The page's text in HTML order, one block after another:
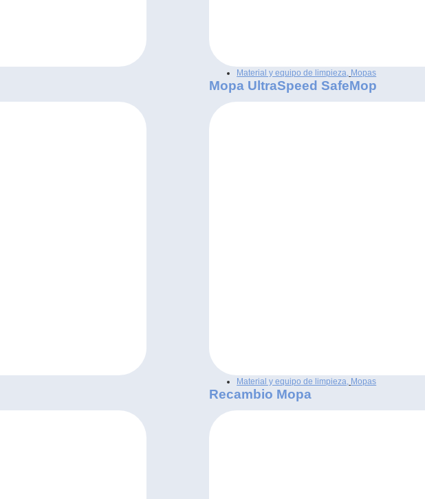
Material y equipo de limpieza Mopas
Mopa UltraSpeed SafeMop
Material y equipo de limpieza Mopas
Recambio Mopa